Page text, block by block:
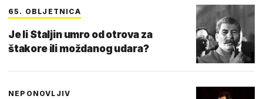
65. OBLJETNICA
Je li Staljin umro od otrova za
štakore ili moždanog udara?
NEPONOVLJIV